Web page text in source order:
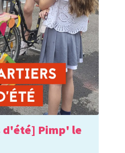
d'été] Pimp' le